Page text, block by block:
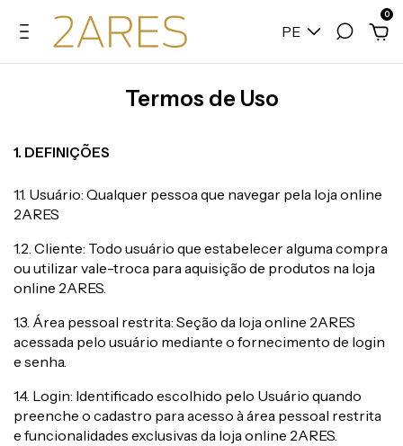
PE
0
Termos de Uso
1. DEFINIÇÕES
1.1. Usuário: Qualquer pessoa que navegar pela loja online
2ARES
1.2. Cliente: Todo usuário que estabelecer alguma compra
ou utilizar vale-troca para aquisição de produtos na loja
online 2ARES.
1.3. Área pessoal restrita: Seção da loja online 2ARES
acessada pelo usuário mediante o fornecimento de login
e senha.
1.4. Login: Identificado escolhido pelo Usuário quando
preenche o cadastro para acesso à área pessoal restrita
e funcionalidades exclusivas da loja online 2ARES.